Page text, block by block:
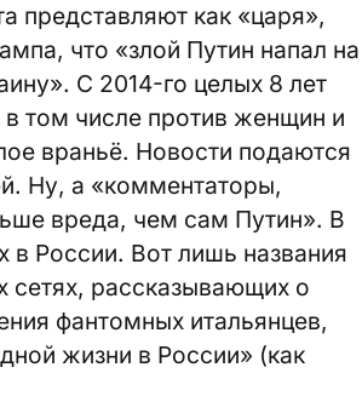
представляют как «царя»,
что «злой Путин напал на
С 2014-го целых 8 лет
том числе против женщин и
враньё. Новости подаются
Ну, а «комментаторы,
вреда, чем сам Путин». В
России. Вот лишь названия
сетях, рассказывающих о
фантомных итальянцев,
жизни в России» (как